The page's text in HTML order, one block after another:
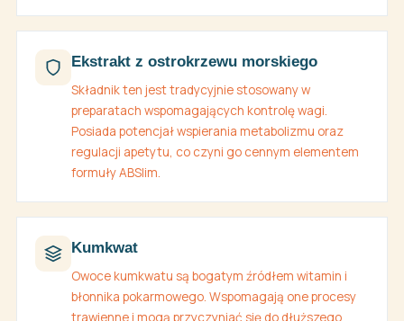
Ekstrakt z ostrokrzewu morskiego
Składnik ten jest tradycyjnie stosowany w
preparatach wspomagających kontrolę wagi.
Posiada potencjał wspierania metabolizmu oraz
regulacji apetytu, co czyni go cennym elementem
formuły ABSlim.
Kumkwat
Owoce kumkwatu są bogatym źródłem witamin i
błonnika pokarmowego. Wspomagają one procesy
trawienne i mogą przyczyniać się do dłuższego